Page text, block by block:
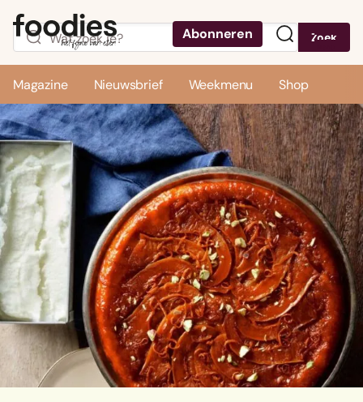
Abonneren Zoek
Magazine Nieuwsbrief Weekmenu Shop